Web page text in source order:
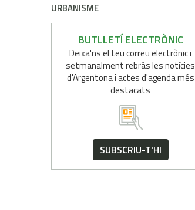
URBANISME
BUTLLETÍ ELECTRÒNIC
Deixa'ns el teu correu electrònic i
setmanalment rebràs les notícies
d'Argentona i actes d'agenda més
destacats
SUBSCRIU-T'HI